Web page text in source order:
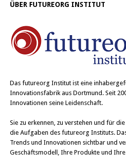
ÜBER FUTUREORG INSTITUT
Das futureorg Institut ist eine
Innovationsfabrik aus Dortmund. Seit
Innovationen seine Leidenschaft.
Sie zu erkennen, zu verstehen und für
die Aufgaben des futureorg Instituts.
Trends und Innovationen sichtbar und
Geschäftsmodell, Ihre Produkte und